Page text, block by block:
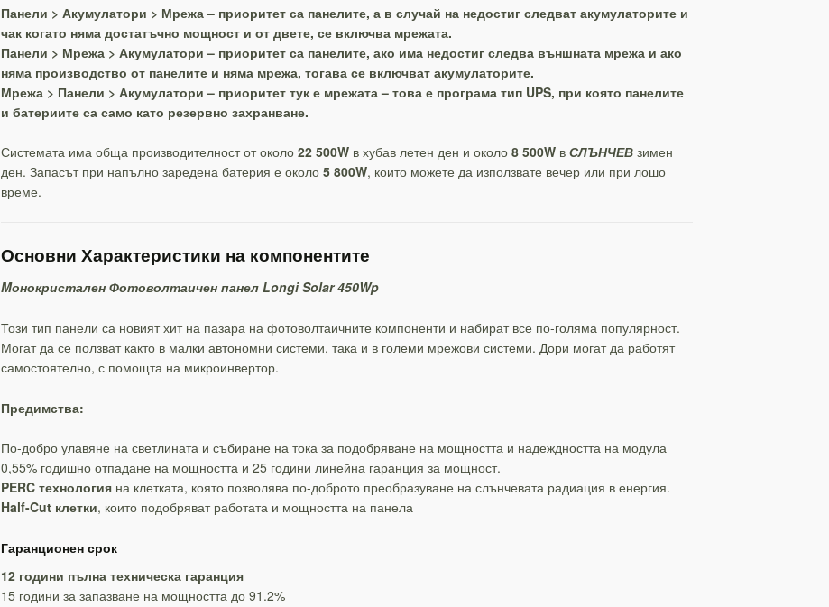
Панели > Акумулатори > Мрежа – приоритет са панелите, а в случай на недостиг следват акумулаторите и
чак когато няма достатъчно мощност и от двете, се включва мрежата.
Панели > Мрежа > Акумулатори – приоритет са панелите, ако има недостиг следва външната мрежа и ако
няма производство от панелите и няма мрежа, тогава се включват акумулаторите.
Мрежа > Панели > Акумулатори – приоритет тук е мрежата – това е програма тип UPS, при която панелите
и батериите са само като резервно захранване.
Системата има обща производителност от около 22 500Wв хубав летен ден и около8 500Wв СЛЪНЧЕВзимен
ден. Запасът при напълно заредена батерия е около 5 800W, които можете да използвате вечер или при лошо
време.
Основни Характеристики на компонентите
Mонокристален Фотоволтаичен панел Longi Solar 450Wp
Този тип панели са новият хит на пазара на фотоволтаичните компоненти и набират все по-голяма популярност.
Могат да се ползват както в малки автономни системи, така и в големи мрежови системи. Дори могат да работят
самостоятелно, с помощта на микроинвертор.
Предимства:
По-добро улавяне на светлината и събиране на тока за подобряване на мощността и надеждността на модула
0,55% годишно отпадане на мощността и 25 години линейна гаранция за мощност.
PERC технологияна клетката, която позволява по-доброто преобразуване на слънчевата радиация в енергия.
Half-Cut клетки, които подобряват работата и мощността на панела
Гаранционен срок
12 години пълна техническа гаранция
15 години за запазване на мощността до 91.2%